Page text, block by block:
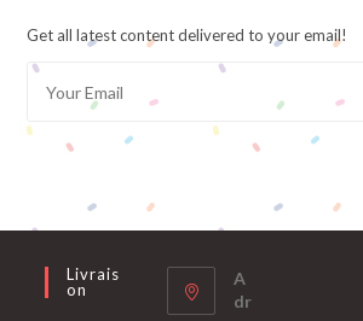
Get all latest content delivered to your email!
Livrais
On
A
dr